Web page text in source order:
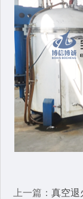
上一篇： 真空退